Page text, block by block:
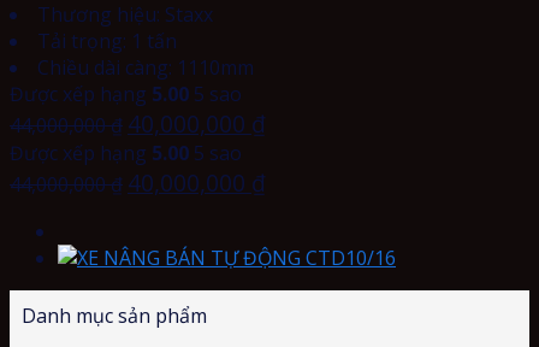
Thương hiệu: Staxx
Tải trọng: 1 tấn
Chiều dài càng: 1110mm
Được xếp hạng 5.00 5 sao
44,000,000₫ 40,000,000 ₫
Được xếp hạng 5.00 5 sao
44,000,000₫ 40,000,000 ₫
Danh mục sản phẩm